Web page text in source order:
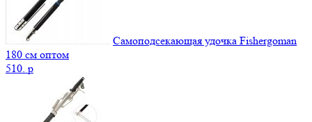
Самоподсекающая удочка Fishergoman
180 см оптом
510. p